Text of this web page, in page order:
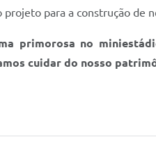
para a construção de
primorosa no
cuidar do nosso